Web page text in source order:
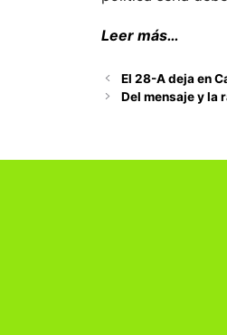
Leer más…
El 28-A deja en
Del mensaje y la